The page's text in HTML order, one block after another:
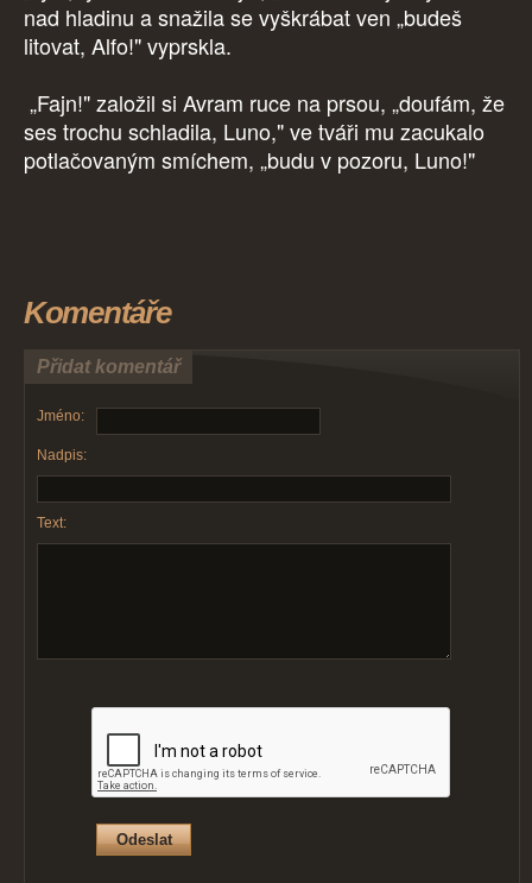
nad hladinu a snažila se vyškrábat ven „budeš
litovat, Alfo!" vyprskla.
„Fajn!" založil si Avram ruce na prsou, „doufám, že
ses trochu schladila, Luno," ve tváři mu zacukalo
potlačovaným smíchem, „budu v pozoru, Luno!"
Komentáře
Přidat komentář
Jméno:
Nadpis:
Text: